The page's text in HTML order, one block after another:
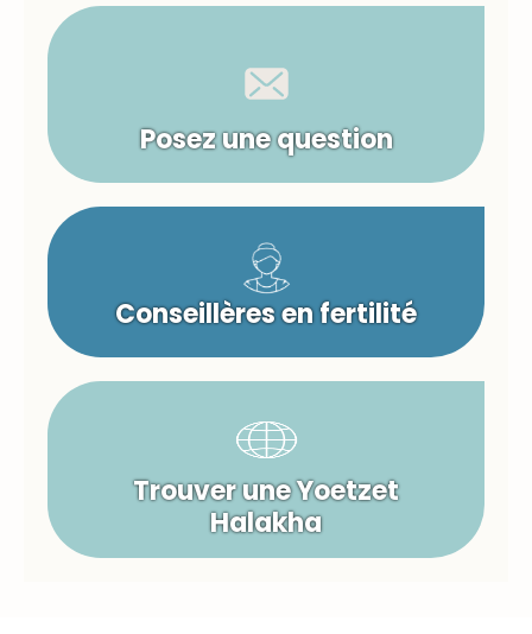
Posez une question
Conseillères en fertilité
Trouver une Yoetzet
Halakha